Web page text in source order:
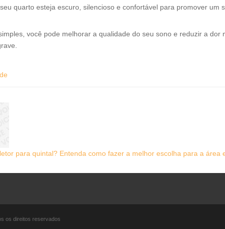
quarto esteja escuro, silencioso e confortável para promover um
você pode melhorar a qualidade do seu sono e reduzir a
para quintal? Entenda como fazer a melhor escolha para a área
os direitos reservados